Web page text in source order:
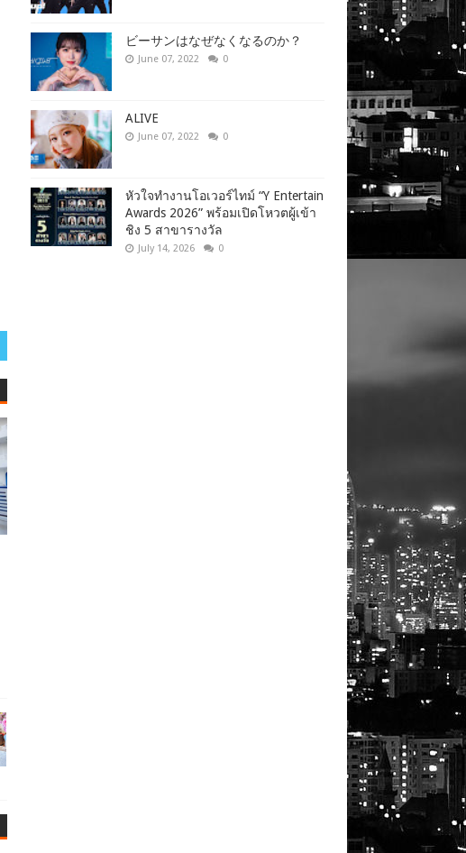
ビーサンはなぜなくなるのか？
June 07, 2022 0
ALIVE
June 07, 2022 0
หัวใจทำงานโอเวอร์ไทม์ “Y Entertain
Awards 2026” พร้อมเปิดโหวตผู้เข้า
ชิง 5 สาขารางวัล
July 14, 2026 0